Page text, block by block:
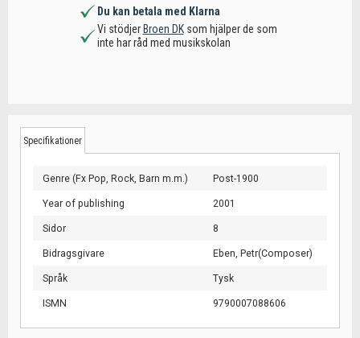
Du kan betala med Klarna
Vi stödjerBroen DKsom hjälper de som
inte har råd med musikskolan
Specifikationer
Genre (Fx Pop, Rock, Barn m.m.) Post-1900
Year of publishing 2001
Sidor 8
Bidragsgivare Eben, Petr(Composer)
Språk Tysk
ISMN 9790007088606